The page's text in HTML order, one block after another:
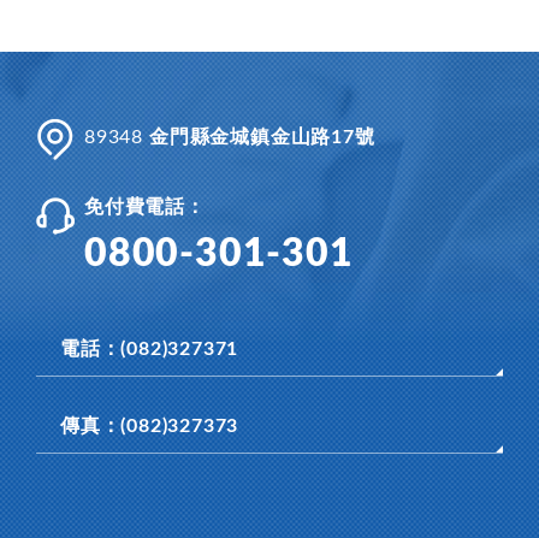
89348 金門縣金城鎮金山路17號
免付費電話：
0800-301-301
電話：(082)327371
傳真：(082)327373